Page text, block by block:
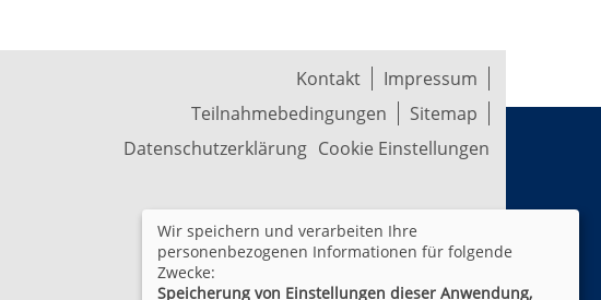
Kontakt
Impressum
Teilnahmebedingungen
Sitemap
Datenschutzerklärung Cookie Einstellungen
Wir speichern und verarbeiten Ihre
personenbezogenen Informationen für folgende
Zwecke:
Speicherung von Einstellungen dieser Anwendung,